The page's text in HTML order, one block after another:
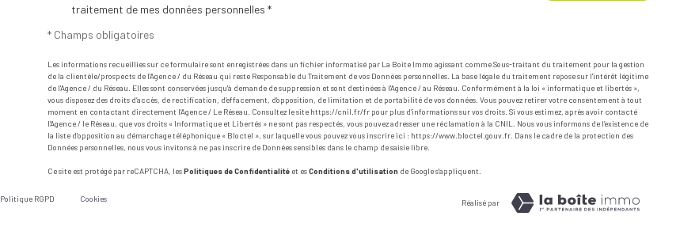
traitement de mes données personnelles *
* Champs obligatoires
Les informations recueillies sur ce formulaire sont enregistrées dans un fichier informatisé par La Boite Immo agissant comme Sous-traitant du traitement pour la gestion
de la clientèle/prospects de l'Agence / du Réseau qui reste Responsable du Traitement de vos Données personnelles. La base légale du traitement repose sur l'intérêt légitime
de l'Agence / du Réseau. Elles sont conservées jusqu'à demande de suppression et sont destinées à l'Agence / au Réseau. Conformément à la loi « informatique et libertés »,
vous disposez des droits d’accès, de rectification, d’effacement, d’opposition, de limitation et de portabilité de vos données. Vous pouvez retirer votre consentement à tout
moment en contactant directement l’Agence / Le Réseau. Consultez le site https://cnil.fr/frpour plus d’informations sur vos droits. Si vous estimez, après avoir contacté
l'Agence / le Réseau, que vos droits « Informatique et Libertés » ne sont pas respectés, vous pouvez adresser une réclamation à la CNIL. Nous vous informons de l’existence de
la liste d'opposition au démarchage téléphonique « Bloctel », sur laquelle vous pouvez vous inscrire ici : https://www.bloctel.gouv.fr. Dans le cadre de la protection des
Données personnelles, nous vous invitons à ne pas inscrire de Données sensibles dans le champ de saisie libre.
Ce site est protégé par reCAPTCHA, lesPolitiques de Confidentialitéet esConditions d'utilisation de Google s'appliquent.
Politique RGPD Cookies Réalisé par